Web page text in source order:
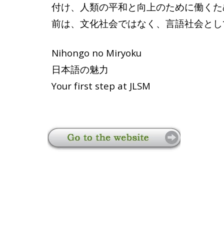
付け、人類の平和と向上のために働く
前は、文化社会ではなく、言語社会とし
Nihongo no Miryoku
​日本語の魅力
Your first step at JLSM